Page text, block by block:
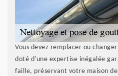
Vous devez remplacer ou
doté d'une expertise inégalée
faille, préservant votre maison